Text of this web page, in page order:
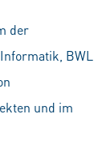
der
BWL
und im